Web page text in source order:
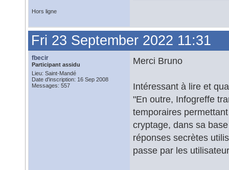
Hors ligne
Fri 23 September 2022 11:31
fbecir
Participant assidu
Lieu: Saint-Mandé
Date d'inscription: 16 Sep 2008
Messages: 557
Merci Bruno
Intéressant à lire et
"En outre, Infogreffe
temporaires
cryptage, dans sa
réponses secrètes
passe par les